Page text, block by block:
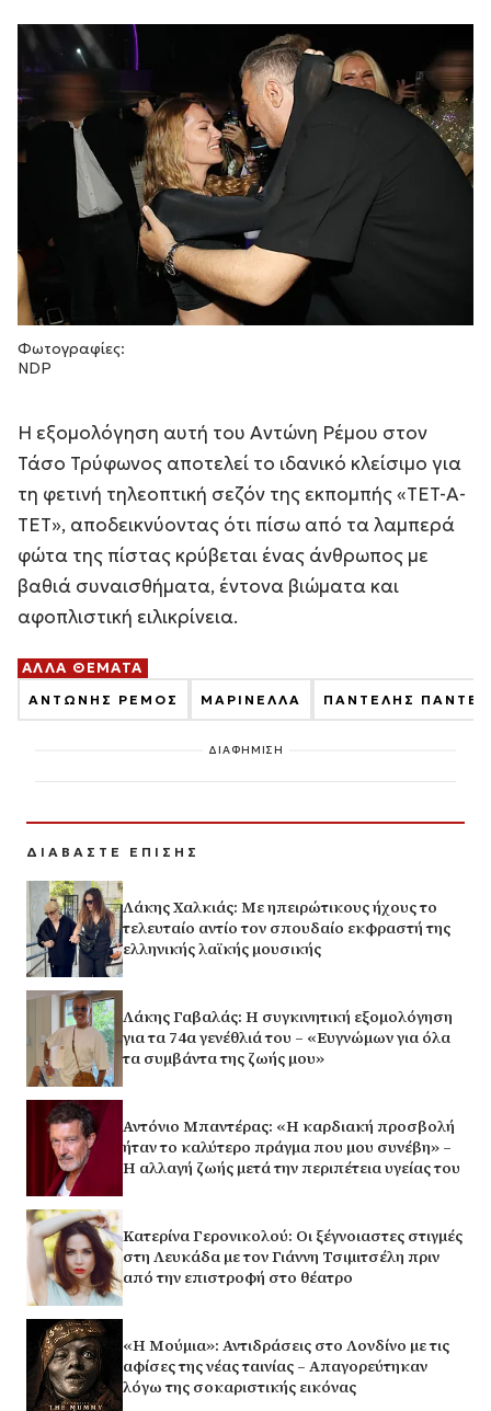
Φωτογραφίες:
NDP
Η εξομολόγηση αυτή του Αντώνη Ρέμου στον
Τάσο Τρύφωνος αποτελεί το ιδανικό κλείσιμο για
τη φετινή τηλεοπτική σεζόν της εκπομπής «ΤΕΤ-Α-
ΤΕΤ», αποδεικνύοντας ότι πίσω από τα λαμπερά
φώτα της πίστας κρύβεται ένας άνθρωπος με
βαθιά συναισθήματα, έντονα βιώματα και
αφοπλιστική ειλικρίνεια.
ΑΛΛΑ ΘΕΜΑΤΑ
ΑΝΤΩΝΗΣ ΡΕΜΟΣ ΜΑΡΙΝΕΛΛΑ ΠΑΝΤΕΛΗΣ
ΔΙΑΦΗΜΙΣΗ
ΔΙΑΒΑΣΤΕ ΕΠΙΣΗΣ
Λάκης Χαλκιάς: Με ηπειρώτικους ήχους το
τελευταίο αντίο τον σπουδαίο εκφραστή της
ελληνικής λαϊκής μουσικής
Λάκης Γαβαλάς: Η συγκινητική εξομολόγηση
για τα 74α γενέθλιά του – «Ευγνώμων για όλα
τα συμβάντα της ζωής μου»
Αντόνιο Μπαντέρας: «Η καρδιακή προσβολή
ήταν το καλύτερο πράγμα που μου συνέβη» –
Η αλλαγή ζωής μετά την περιπέτεια υγείας του
Κατερίνα Γερονικολού: Οι ξέγνοιαστες στιγμές
στη Λευκάδα με τον Γιάννη Τσιμιτσέλη πριν
από την επιστροφή στο θέατρο
«Η Μούμια»: Αντιδράσεις στο Λονδίνο με τις
αφίσες της νέας ταινίας – Απαγορεύτηκαν
λόγω της σοκαριστικής εικόνας